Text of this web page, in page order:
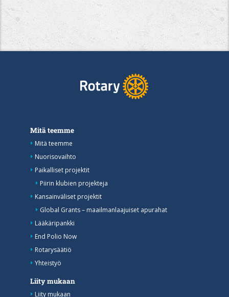
Mitä teemme
Mitä teemme
Nuorisovaihto
Paikalliset projektit
Piirin klubien projekteja
Kansainväliset projektit
Global Grants – maailmanlaajuiset apurahat
Lääkäripankki
End Polio Now
Rotarysäätiö
Yhteistyö
Liity mukaan
Liity mukaan